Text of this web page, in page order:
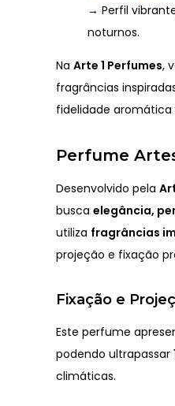
→ Perfil
noturnos.
Na Arte 1 Perfumes,
fragrâncias
fidelidade
Perfume
Desenvolvido pela
busca elegância,
utiliza fragrâncias
projeção e fixação
Fixação e
Este perfume
podendo ultrapassar
climáticas.